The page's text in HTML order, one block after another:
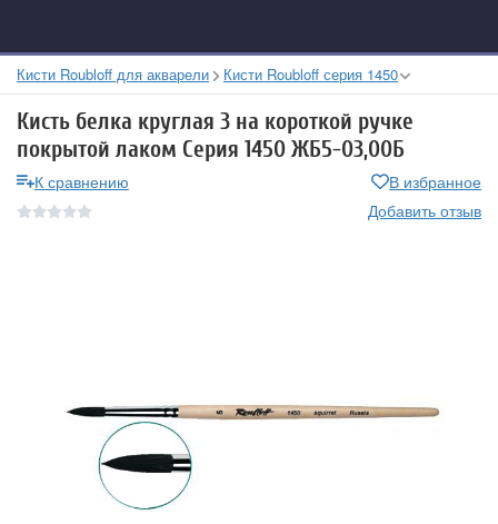
Кисти Roubloff для акварели Кисти Roubloff серия 1450
Кисть белка круглая 3 на короткой ручке
покрытой лаком Серия 1450 ЖБ5-03,00Б
К сравнению
В избранное
Добавить отзыв